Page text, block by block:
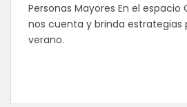
Personas Mayores En el espacio
nos cuenta y brinda estrategias
verano.